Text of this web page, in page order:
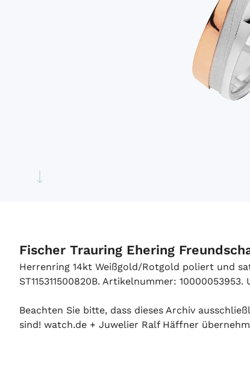
Fischer Trauring Ehering
Herrenring 14kt Weißgold/Rotgold poliert und
ST115311500820B. Artikelnummer:
Beachten Sie bitte, dass dieses Archiv
sind! watch.de + Juwelier Ralf Häffner